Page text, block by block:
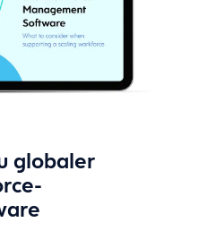
globaler